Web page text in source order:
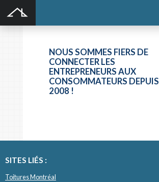
SOUMISSION GRATUITE
NOUS SOMMES FIERS DE
CONNECTER LES
ENTREPRENEURS AUX
CONSOMMATEURS DEPUIS
2008 !
SITES LIÉS :
Toitures Montréal